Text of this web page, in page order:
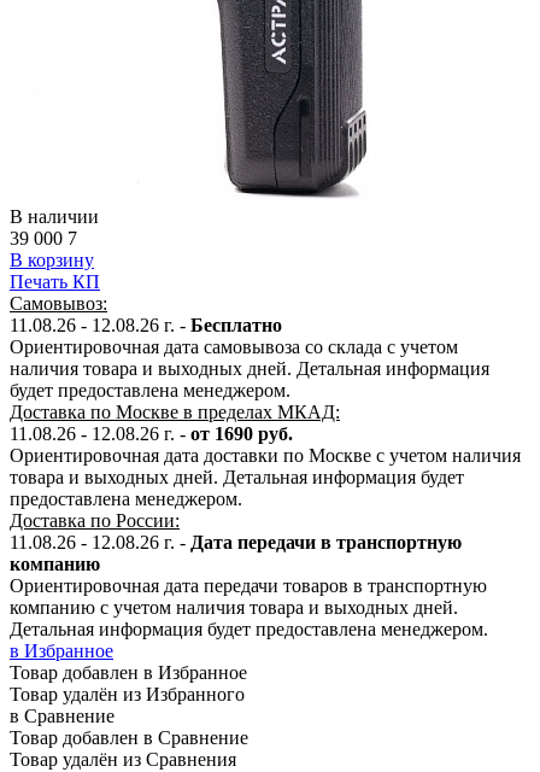
В наличии
39 000 7
В корзину
Печать КП
Самовывоз:
11.08.26 - 12.08.26 г. - Бесплатно
Ориентировочная дата самовывоза со склада с учетом
наличия товара и выходных дней. Детальная информация
будет предоставлена менеджером.
Доставка по Москве в пределах МКАД:
11.08.26 - 12.08.26 г. - от 1690 руб.
Ориентировочная дата доставки по Москве с учетом наличия
товара и выходных дней. Детальная информация будет
предоставлена менеджером.
Доставка по России:
11.08.26 - 12.08.26 г. - Дата передачи в транспортную
компанию
Ориентировочная дата передачи товаров в транспортную
компанию с учетом наличия товара и выходных дней.
Детальная информация будет предоставлена менеджером.
в Избранное
Товар добавлен в Избранное
Товар удалён из Избранного
в Сравнение
Товар добавлен в Сравнение
Товар удалён из Сравнения